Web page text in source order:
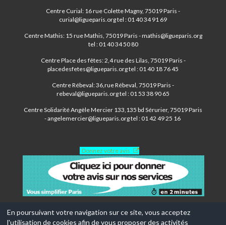
Centre Curial: 16 rue Colette Magny, 75019 Paris -
curial@ligueparis.org tel : 01 40 34 91 69
Centre Mathis: 15 rue Mathis, 75019 Paris - mathis@ligueparis.org
tel : 01 40 34 50 80
Centre Place des fêtes: 2,4 rue des Lilas, 75019 Paris -
placedesfetes@ligueparis.org tel : 01 40 18 76 45
Centre Rébeval: 36,rue Rébeval, 75019 Paris -
rebeval@ligueparis.org tel : 01 53 38 90 65
Centre Solidarité Angèle Mercier 133,135 bd Sérurier, 75019 Paris
- angelemercier@ligueparis.org tel : 01 42 49 25 16
Donnez votre avis
En poursuivant votre navigation sur ce site, vous acceptez
l'utilisation de cookies afin de vous proposer des activités